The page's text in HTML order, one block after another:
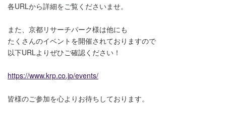
各URLから詳細をご覧くださいませ。
また、京都リサーチパーク様は他にも
たくさんのイベントを開催されておりますので
以下URLよりぜひご確認ください！
https://www.krp.co.jp/events/
皆様のご参加を心よりお待ちしております。